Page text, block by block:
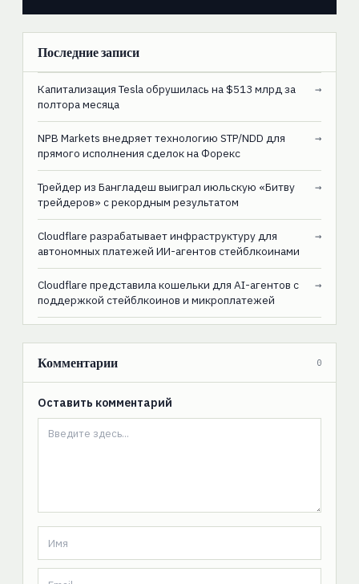
Последние записи
Капитализация Tesla обрушилась на $513 млрд за
полтора месяца
→
NPB Markets внедряет технологию STP/NDD для
прямого исполнения сделок на Форекс
→
Трейдер из Бангладеш выиграл июльскую «Битву
трейдеров» с рекордным результатом
→
Cloudflare разрабатывает инфраструктуру для
автономных платежей ИИ-агентов стейблкоинами
→
Cloudflare представила кошельки для AI-агентов с
поддержкой стейблкоинов и микроплатежей
→
Комментарии 0
Оставить комментарий